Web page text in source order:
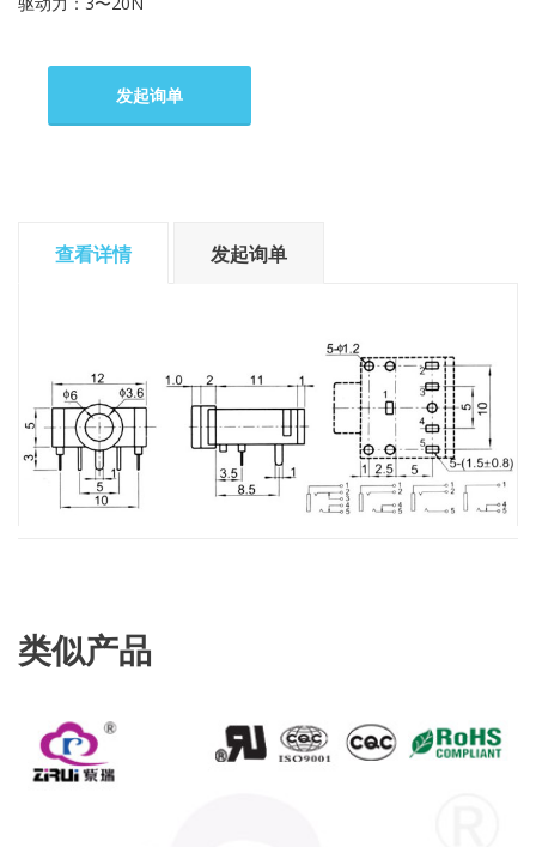
发起询单
查看详情 发起询单
类似产品
查看